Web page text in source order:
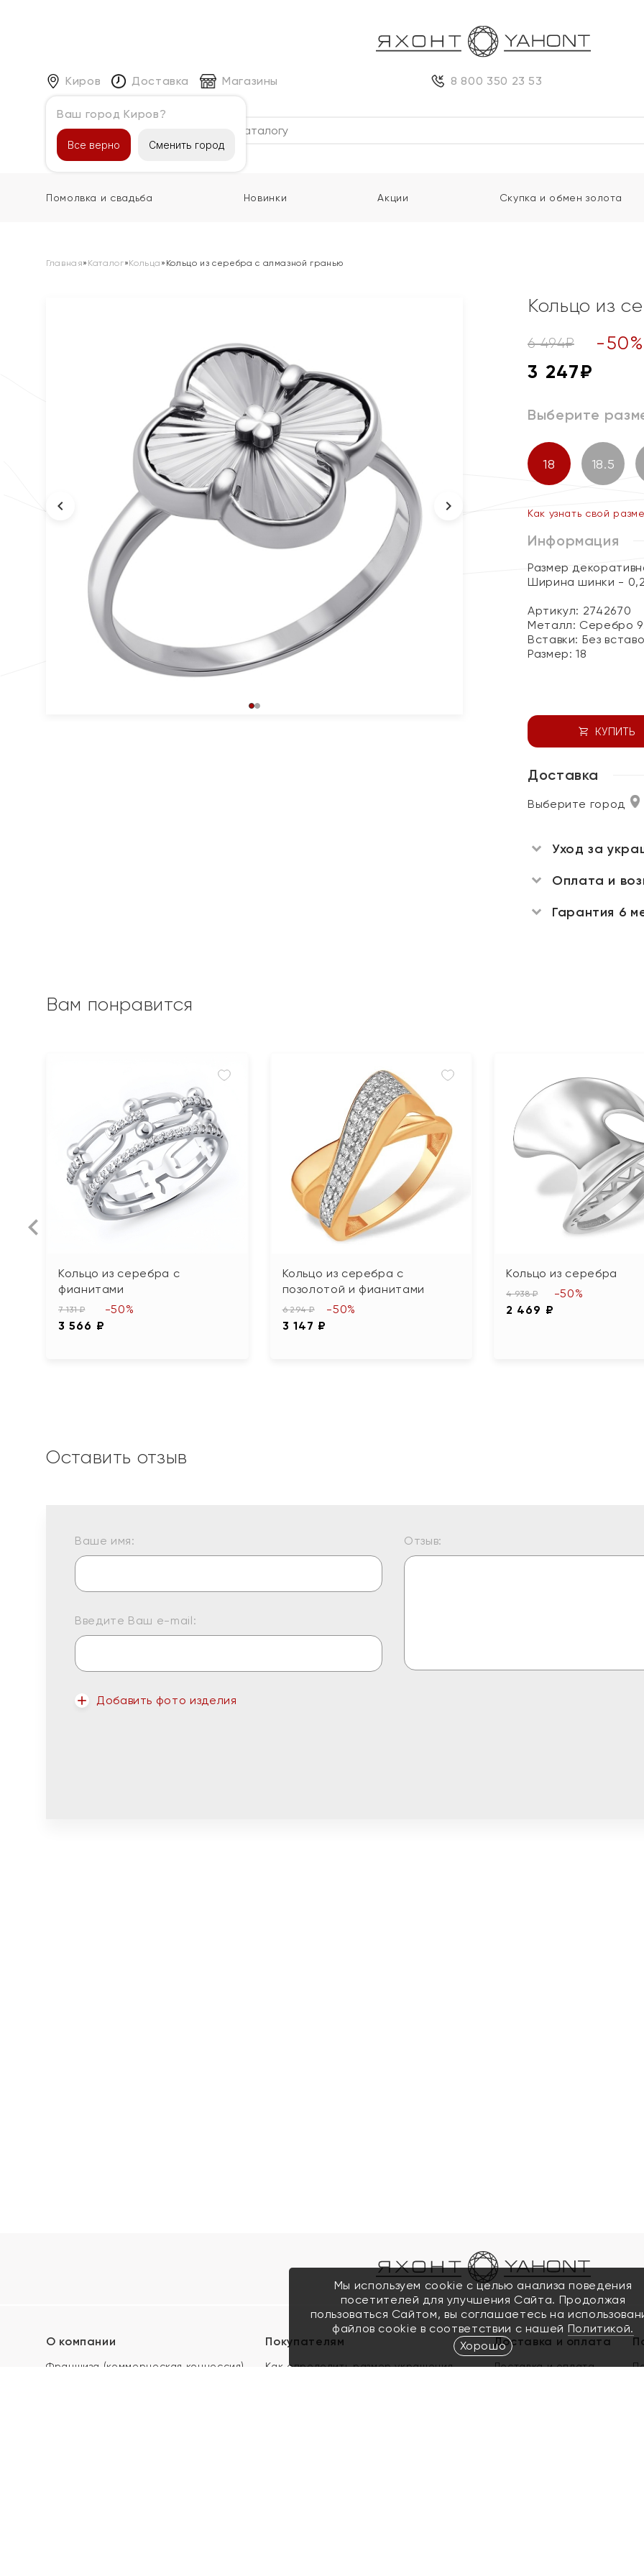
Киров
Ваш город Киров?
Все верно Сменить город
Доставка Магазины 8 800 350 23 53
Каталог
Помолвка и свадьба Новинки Акции Скупка и обмен золота
Главная» Каталог»Кольца » Кольцо из серебра с алмазной гранью
Кольцо из
6 494₽ -50%
3 247₽
Выберите
18 18.5
Как узнать свой
Информация
Размер
Ширина шинки -
Артикул: 2742670
Металл: Серебро
Вставки: Без
Размер:18
КУПИТЬ
Доставка
Выберите город
Уход за
Оплата и
Гарантия 6
Вам понравится
Кольцо из серебра с
фианитами
7 131 ₽
3 566 ₽
-50%
Кольцо из серебра с
позолотой и фианитами
6 294 ₽
3 147 ₽
-50%
Кольцо из серебра
4 938 ₽
2 469 ₽
-50%
Оставить отзыв
Ваше имя:
Введите Ваш e-mail:
Добавить фото изделия
Отзыв:
О компании
Франшиза (коммерческая концессия)
Покупателям
Как определить размер украшения
Доставка и оплата
Доставка и оплата
Мы используем cookie с целью анализа поведения
посетителей для улучшения Сайта. Продолжая
пользоваться Сайтом, вы соглашаетесь на
файлов cookie в соответствии с нашей Политикой.
Хорошо